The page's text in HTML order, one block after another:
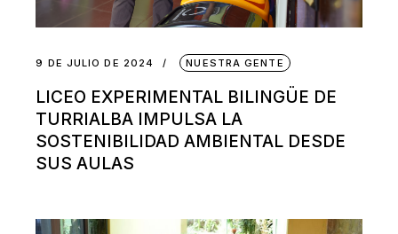
9 DE JULIO DE 2024 NUESTRA GENTE
LICEO EXPERIMENTAL BILINGÜE DE
TURRIALBA IMPULSA LA
SOSTENIBILIDAD AMBIENTAL DESDE
SUS AULAS